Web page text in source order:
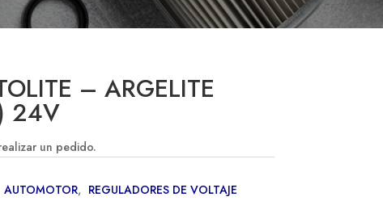
– ARGELITE
24V
un pedido.
AUTOMOTOR, REGULADORES DE VOLTAJE